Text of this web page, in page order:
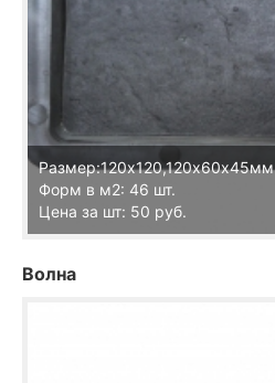
Размер:120х120,120х60х45мм
Форм в м2: 46 шт.
Цена за шт: 50 руб.
Волна